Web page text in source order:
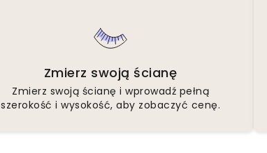
Zmierz swoją ścianę
Zmierz swoją ścianę i wprowadź pełną
szerokość i wysokość, aby zobaczyć cenę.